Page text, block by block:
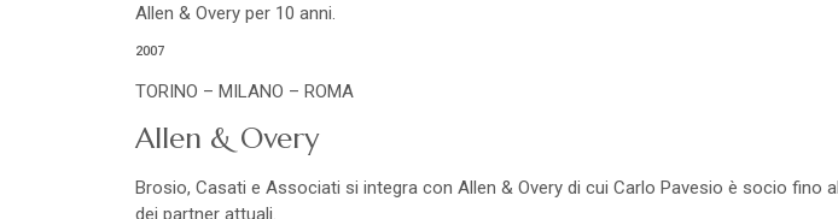
Allen & Overy per 10 anni.
2007
TORINO – MILANO – ROMA
Allen & Overy
Brosio, Casati e Associati si integra con Allen & Overy di cui Carlo Pavesio è socio fino
dei partner attuali.